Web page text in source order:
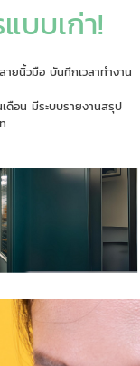
บบเก่า!
ายนิ้วมือ ️บันทึกเวลาทำงาน
ดือน มีระบบรายงานสรุป